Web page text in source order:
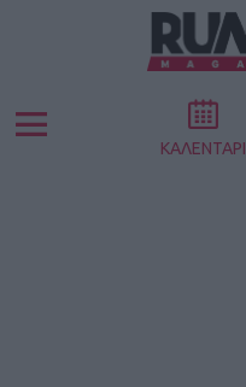
Menu ΚΑΛΕΝΤΑΡΙ